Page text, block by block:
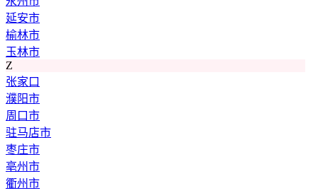
延安市
榆林市
玉林市
Z
张家口
濮阳市
周口市
驻马店市
枣庄市
亳州市
衢州市